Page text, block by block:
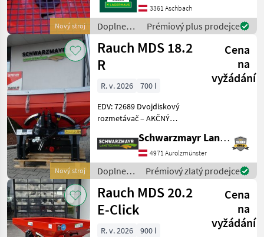
Nový stroj
hraničné striekacie
zariadenie , Nastavenie
množstvo rozptyl
Doplnenie živin a p
3361 Aschbach
Doplnenie
živin a
polievanie
/ Rauch
Prémiový plus prodejce
Nový stroj
Rauch MDS 18.2
R
Cena
na
vyžádání
R. v. 2026
700 l
EDV: 72689 Dvojdiskový
rozmetávač – AKČNÝ
objemom 700 l - so šírkou
nádrže 180 cm - s výškou
plnenia 91 cm - s
hydraulickým ovládaním
jednotli
Schwarzmayr Landtechnik GmbH - Aurolzmünster
4971 Aurolzmünster
Doplnenie
živin a
polievanie
/ Rauch
Prémiový zlatý prodejce
Rauch MDS 20.2
E-Click
Cena
na
vyžádání
R. v. 2026
900 l